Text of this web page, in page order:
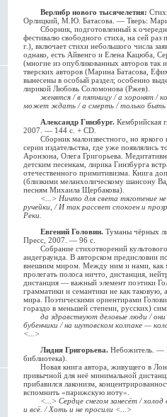
Верлибр нового тысячелетия:
Орлицкий, М.Ю. Батасова. — Тверь:
Сборник, подготовленный к
фестивалю свободного стиха, на сей
г.), включает стихи небольшого числа
однако, есть Айвенго и Елена Кацюба,
(многие из опубликованных авторов так
тверских авторов (Марина Батасова,
вынесены в особый раздел; особенно
лирикой Любовь Соломонова (Ржев).
женятся / в пятницу / а хоронят /
может ждать / а смерть / только быть
Александр Гинзбург. Кембрийская
2007. — 144 с. + CD.
Сборник малоизвестного, но яркого
серии издательства, где уже
Аронзона, Олега Григорьева.
детским песенкам, лирика Гинзбурга
отечественного примитивизма. Книга
(близкими меланхолическому шансону
песням Михаила Щербакова).
<...> Ничто для света тяготение
ручейки, / И так рассвет спокоен и
Реки.
Евгений Головин. Туманы чёрных
Пресс, 2007. — 96 с.
Собрание стихотворений культового
андеграунда. В авторском предисловии
внешним миром. Между ним и нами, как
пролегать полоса ничто, дистанция,
дистанция — важный элемент поэтики
грамматики и семантики не как таковую,
мира. Поэтическими ориентирами
гораздо в меньшей степени, русских)
да здравствуют деловые люди /
бубенчики / на шутовском колпаке —
<...>
Лидия Григорьева. Небожитель. —
библиотека).
Новая книга автора, живущего в
привычной для неё минимальной
прибавился лаконизм,
вспомнить «парижскую ноту».
<...> Сердце снегом занесёт /
и всё. / Хоть и не просили <...>